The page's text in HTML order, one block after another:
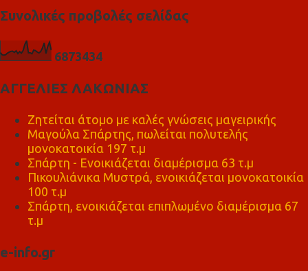
Συνολικές προβολές σελίδας
6873434
ΑΓΓΕΛΙΕΣ ΛΑΚΩΝΙΑΣ
Ζητείται άτομο με καλές γνώσεις μαγειρικής
Μαγούλα Σπάρτης, πωλείται πολυτελής
μονοκατοικία 197 τ.μ
Σπάρτη - Ενοικιάζεται διαμέρισμα 63 τ.μ
Πικουλιάνικα Μυστρά, ενοικιάζεται μονοκατοικία
100 τ.μ
Σπάρτη, ενοικιάζεται επιπλωμένο διαμέρισμα 67
τ.μ
e-info.gr